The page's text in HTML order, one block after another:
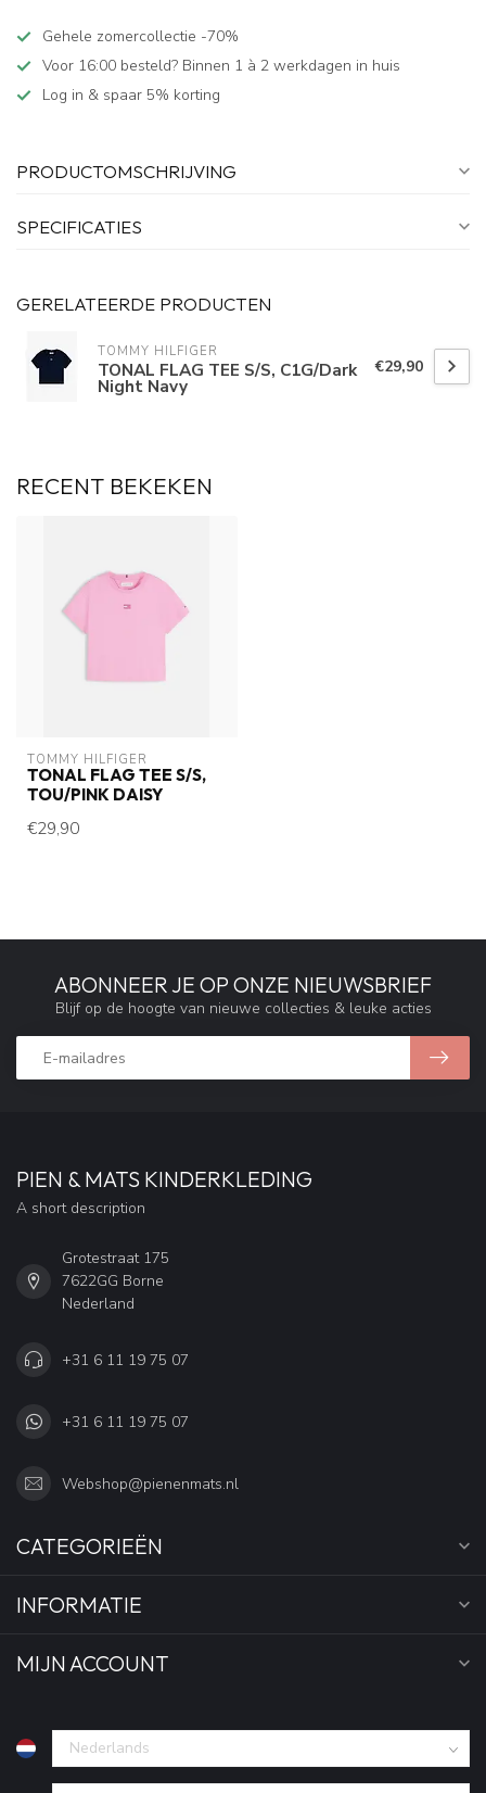
Gehele zomercollectie -70%
Voor 16:00 besteld? Binnen 1 à 2 werkdagen in huis
Log in & spaar 5% korting
PRODUCTOMSCHRIJVING
SPECIFICATIES
GERELATEERDE PRODUCTEN
TOMMY HILFIGER
TONAL FLAG TEE S/S, C1G/Dark
Night Navy
€29,90
RECENT BEKEKEN
TOMMY HILFIGER
TONAL FLAG TEE S/S,
TOU/PINK DAISY
€29,90
ABONNEER JE OP ONZE NIEUWSBRIEF
Blijf op de hoogte van nieuwe collecties & leuke acties
PIEN & MATS KINDERKLEDING
A short description
Grotestraat 175
7622GG Borne
Nederland
+31 6 11 19 75 07
+31 6 11 19 75 07
Webshop@pienenmats.nl
CATEGORIEËN
INFORMATIE
MIJN ACCOUNT